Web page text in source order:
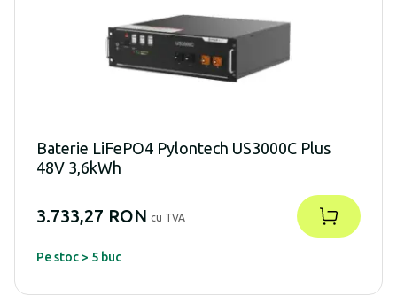
Baterie LiFePO4 Pylontech US3000C Plus
48V 3,6kWh
3.733,27 RON cu TVA
Pe stoc > 5 buc